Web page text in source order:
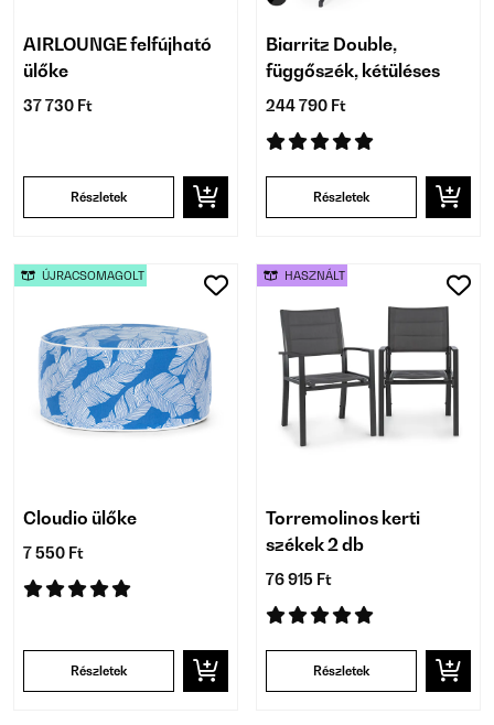
AIRLOUNGE felfújható
ülőke
37 730 Ft
Részletek
Biarritz Double,
függőszék, kétüléses
244 790 Ft
Részletek
Cloudio ülőke
7 550 Ft
Részletek
ÚJRACSOMAGOLT
Torremolinos kerti
székek 2 db
76 915 Ft
Részletek
HASZNÁLT